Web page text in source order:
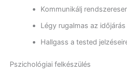
Kommunikálj
Légy rugalmas az
Hallgass a tested
Pszichológiai felkészülés